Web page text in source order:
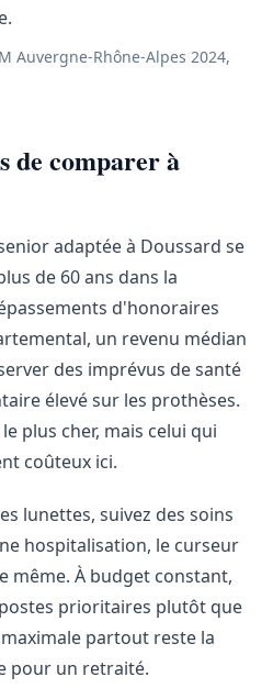
Auvergne-Rhône-Alpes 2024,
de comparer à
adaptée à Doussard se
de 60 ans dans la
d'honoraires
un revenu médian
des imprévus de santé
élevé sur les prothèses.
plus cher, mais celui qui
coûteux ici.
lunettes, suivez des soins
hospitalisation, le curseur
même. À budget constant,
prioritaires plutôt que
partout reste la
pour un retraité.